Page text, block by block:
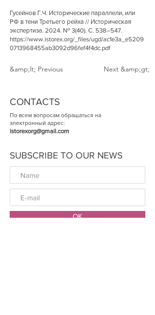
Гусейнов Г.Ч. Исторические параллели, или
РФ в тени Третьего рейха // Историческая
экспертиза. 2024. № 3(40). С. 538–547.
https://www.istorex.org/_files/ugd/ac1e3a_e5209
0713968455ab3092d96fef4f4dc.pdf
&amp;lt; Previous Next &amp;gt;
CONTACTS
По всем вопросам обращаться на
электронный адрес:
istorexorg@gmail.com
SUBSCRIBE TO OUR NEWS
ОК